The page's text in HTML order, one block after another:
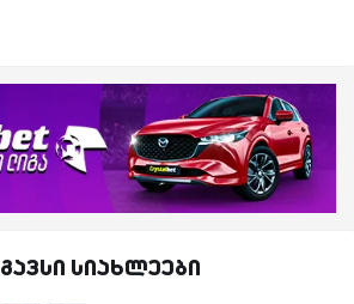
სიახლეები